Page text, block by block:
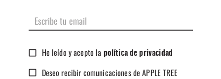
He leído y acepto la política de privacidad
Deseo recibir comunicaciones de APPLE TREE